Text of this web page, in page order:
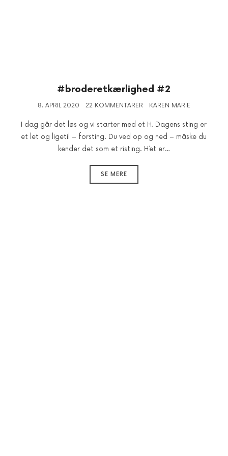
#broderetkærlighed #2
8. APRIL 2020 22 KOMMENTARER KAREN MARIE
I dag går det løs og vi starter med et H. Dagens sting er
et let og ligetil – forsting. Du ved op og ned – måske du
kender det som et risting. H´et er…
SE MERE